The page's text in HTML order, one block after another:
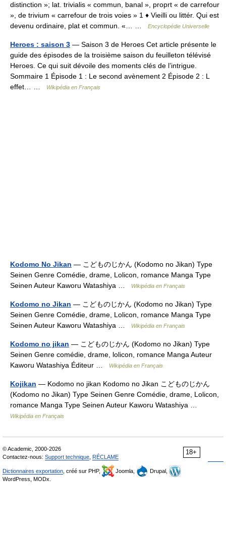
distinction »; lat. trivialis « commun, banal », proprt « de carrefour
», de trivium « carrefour de trois voies » 1 ♦ Vieilli ou littér. Qui est
devenu ordinaire, plat et commun. «… …
Encyclopédie Universelle
Heroes : saison 3 — Saison 3 de Heroes Cet article présente le
guide des épisodes de la troisième saison du feuilleton télévisé
Heroes. Ce qui suit dévoile des moments clés de l’intrigue.
Sommaire 1 Épisode 1 : Le second avènement 2 Épisode 2 : L
effet… …
Wikipédia en Français
Kodomo No Jikan — こどものじかん (Kodomo no Jikan) Type
Seinen Genre Comédie, drame, Lolicon, romance Manga Type
Seinen Auteur Kaworu Watashiya …
Wikipédia en Français
Kodomo no Jikan — こどものじかん (Kodomo no Jikan) Type
Seinen Genre Comédie, drame, Lolicon, romance Manga Type
Seinen Auteur Kaworu Watashiya …
Wikipédia en Français
Kodomo no jikan — こどものじかん (Kodomo no Jikan) Type
Seinen Genre comédie, drame, lolicon, romance Manga Auteur
Kaworu Watashiya Éditeur …
Wikipédia en Français
Kojikan — Kodomo no jikan Kodomo no Jikan こどものじかん
(Kodomo no Jikan) Type Seinen Genre Comédie, drame, Lolicon,
romance Manga Type Seinen Auteur Kaworu Watashiya …
Wikipédia en Français
18+
© Academic, 2000-2026
Contactez-nous: Support technique RÉCLAME
Dictionnaires exportation , créé sur PHP, Joomla,
Drupal,
WordPress, MODx.